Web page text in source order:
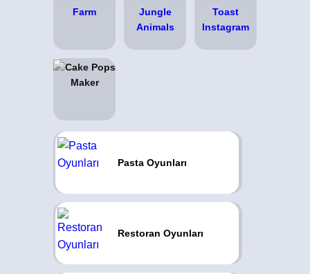
Pasta Oyunları
Restoran Oyunları